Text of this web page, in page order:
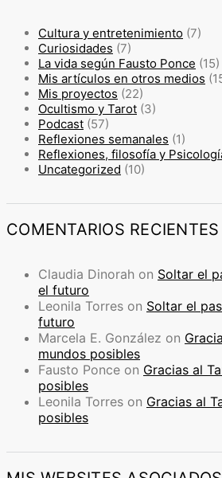
Cultura y entretenimiento (7)
Curiosidades (7)
La vida según Fausto Ponce (15)
Mis artículos en otros medios
Mis proyectos (22)
Ocultismo y Tarot (3)
Podcast (57)
Reflexiones semanales (1)
Reflexiones, filosofía y
Uncategorized (10)
COMENTARIOS RECIENTES
Claudia Dinorah on Soltar el
el futuro
Leonila Torres on Soltar el
futuro
Marcela E. González on
mundos posibles
Fausto Ponce on Gracias al
posibles
Leonila Torres on Gracias al
posibles